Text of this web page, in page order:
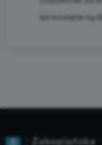
serwowane są